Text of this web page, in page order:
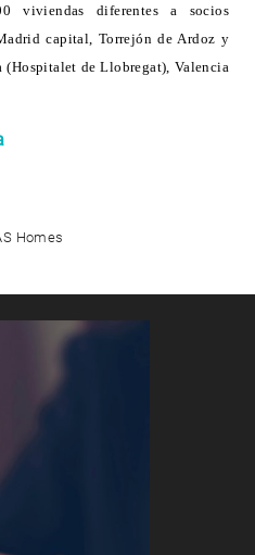
viviendas diferentes a socios
capital, Torrejón de Ardoz y
(Hospitalet de Llobregat), Valencia